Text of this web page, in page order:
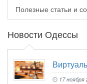
Полезные статьи и
Новости Одессы
17 ноября